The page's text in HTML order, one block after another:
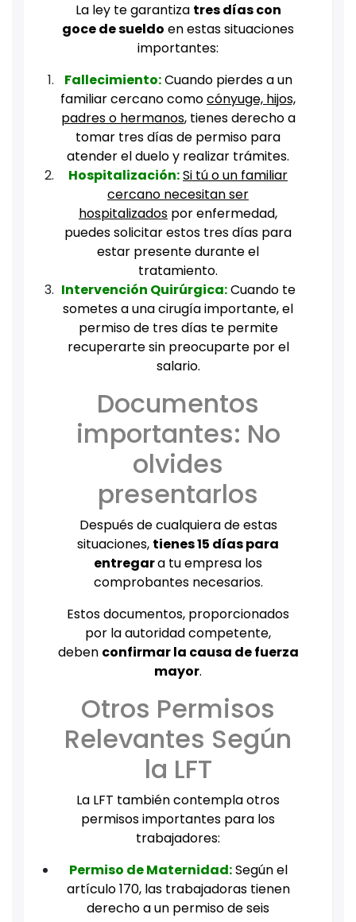
La ley te garantiza tres días con
goce de sueldo en estas situaciones
importantes:
Fallecimiento:Cuando pierdes a un
familiar cercano comocónyuge, hijos,
padres o hermanos, tienes derecho a
tomar tres días de permiso para
atender el duelo y realizar trámites.
Hospitalización:Si tú o un familiar
cercano necesitan ser
hospitalizados por enfermedad,
puedes solicitar estos tres días para
estar presente durante el
tratamiento.
Intervención Quirúrgica:Cuando te
sometes a una cirugía importante, el
permiso de tres días te permite
recuperarte sin preocuparte por el
salario.
Documentos
importantes: No
olvides
presentarlos
Después de cualquiera de estas
situaciones, tienes 15 días para
entregara tu empresa los
comprobantes necesarios.
Estos documentos, proporcionados
por la autoridad competente,
deben confirmar la causa de fuerza
mayor.
Otros Permisos
Relevantes Según
la LFT
La LFT también contempla otros
permisos importantes para los
trabajadores:
Permiso de Maternidad:Según el
artículo 170, las trabajadoras tienen
derecho a un permiso de seis